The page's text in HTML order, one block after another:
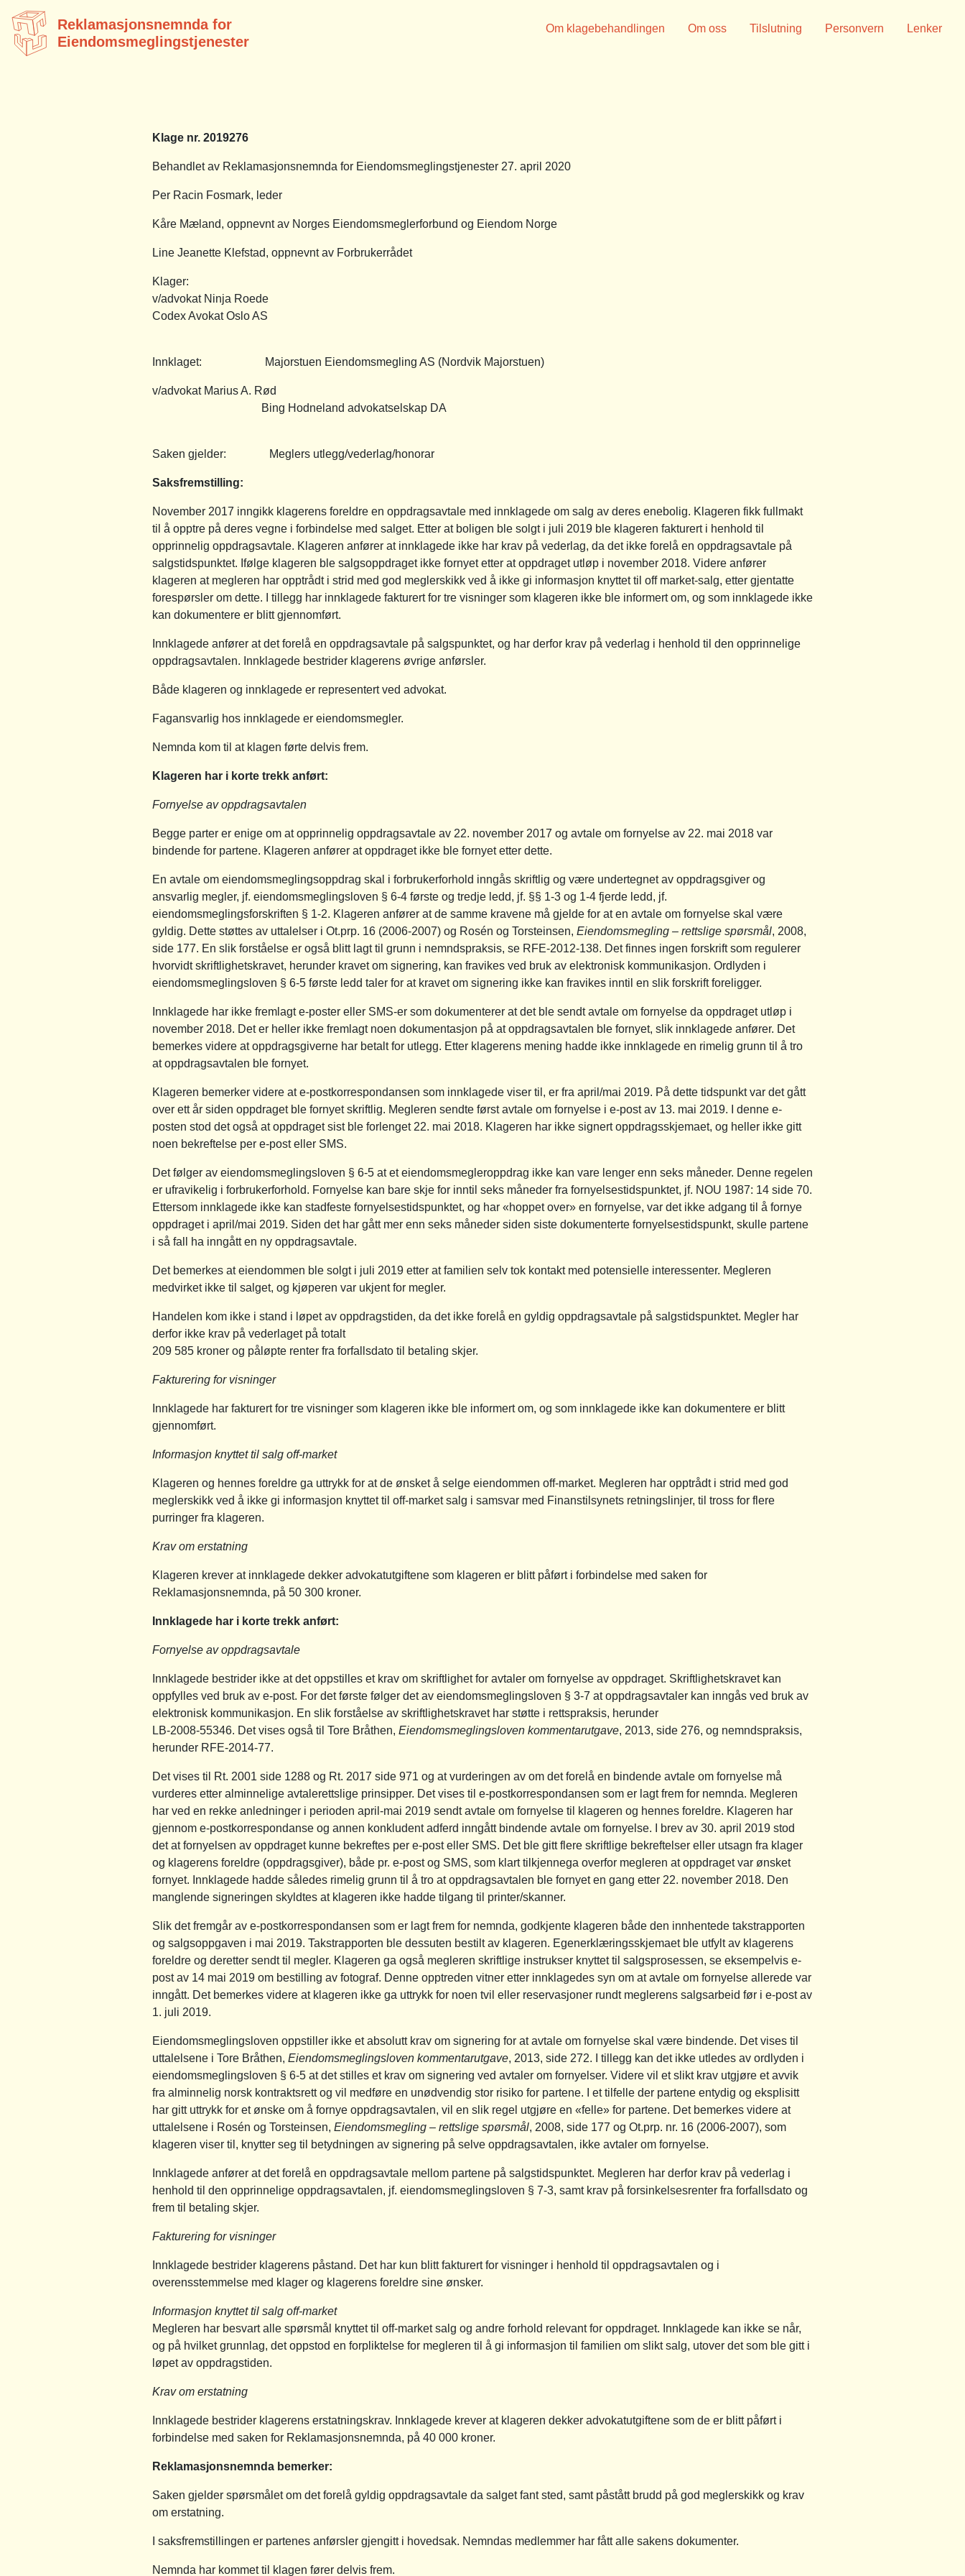
Reklamasjonsnemnda for
Eiendomsmeglingstjenester
Om klagebehandlingen Om oss Tilslutning Personvern Lenker
Klage nr. 2019276
Behandlet av Reklamasjonsnemnda for Eiendomsmeglingstjenester 27. april 2020
Per Racin Fosmark, leder
Kåre Mæland, oppnevnt av Norges Eiendomsmeglerforbund og Eiendom Norge
Line Jeanette Klefstad, oppnevnt av Forbrukerrådet
Klager:
v/advokat Ninja Roede
Codex Avokat Oslo AS
Innklaget: Majorstuen Eiendomsmegling AS (Nordvik Majorstuen)
v/advokat Marius A. Rød
Bing Hodneland advokatselskap DA
Saken gjelder: Meglers utlegg/vederlag/honorar
Saksfremstilling:
November 2017 inngikk klagerens foreldre en oppdragsavtale med innklagede om salg av deres enebolig. Klageren fikk fullmakt
til å opptre på deres vegne i forbindelse med salget. Etter at boligen ble solgt i juli 2019 ble klageren fakturert i henhold til
opprinnelig oppdragsavtale. Klageren anfører at innklagede ikke har krav på vederlag, da det ikke forelå en oppdragsavtale på
salgstidspunktet. Ifølge klageren ble salgsoppdraget ikke fornyet etter at oppdraget utløp i november 2018. Videre anfører
klageren at megleren har opptrådt i strid med god meglerskikk ved å ikke gi informasjon knyttet til off market-salg, etter gjentatte
forespørsler om dette. I tillegg har innklagede fakturert for tre visninger som klageren ikke ble informert om, og som innklagede ikke
kan dokumentere er blitt gjennomført.
Innklagede anfører at det forelå en oppdragsavtale på salgspunktet, og har derfor krav på vederlag i henhold til den opprinnelige
oppdragsavtalen. Innklagede bestrider klagerens øvrige anførsler.
Både klageren og innklagede er representert ved advokat.
Fagansvarlig hos innklagede er eiendomsmegler.
Nemnda kom til at klagen førte delvis frem.
Klageren har i korte trekk anført:
Fornyelse av oppdragsavtalen
Begge parter er enige om at opprinnelig oppdragsavtale av 22. november 2017 og avtale om fornyelse av 22. mai 2018 var
bindende for partene. Klageren anfører at oppdraget ikke ble fornyet etter dette.
En avtale om eiendomsmeglingsoppdrag skal i forbrukerforhold inngås skriftlig og være undertegnet av oppdragsgiver og
ansvarlig megler, jf. eiendomsmeglingsloven § 6-4 første og tredje ledd, jf. §§ 1-3 og 1-4 fjerde ledd, jf.
eiendomsmeglingsforskriften § 1-2. Klageren anfører at de samme kravene må gjelde for at en avtale om fornyelse skal være
gyldig. Dette støttes av uttalelser i Ot.prp. 16 (2006-2007) og Rosén og Torsteinsen, Eiendomsmegling – rettslige spørsmål, 2008,
side 177. En slik forståelse er også blitt lagt til grunn i nemndspraksis, se RFE-2012-138. Det finnes ingen forskrift som regulerer
hvorvidt skriftlighetskravet, herunder kravet om signering, kan fravikes ved bruk av elektronisk kommunikasjon. Ordlyden i
eiendomsmeglingsloven § 6-5 første ledd taler for at kravet om signering ikke kan fravikes inntil en slik forskrift foreligger.
Innklagede har ikke fremlagt e-poster eller SMS-er som dokumenterer at det ble sendt avtale om fornyelse da oppdraget utløp i
november 2018. Det er heller ikke fremlagt noen dokumentasjon på at oppdragsavtalen ble fornyet, slik innklagede anfører. Det
bemerkes videre at oppdragsgiverne har betalt for utlegg. Etter klagerens mening hadde ikke innklagede en rimelig grunn til å tro
at oppdragsavtalen ble fornyet.
Klageren bemerker videre at e-postkorrespondansen som innklagede viser til, er fra april/mai 2019. På dette tidspunkt var det gått
over ett år siden oppdraget ble fornyet skriftlig. Megleren sendte først avtale om fornyelse i e-post av 13. mai 2019. I denne e-
posten stod det også at oppdraget sist ble forlenget 22. mai 2018. Klageren har ikke signert oppdragsskjemaet, og heller ikke gitt
noen bekreftelse per e-post eller SMS.
Det følger av eiendomsmeglingsloven § 6-5 at et eiendomsmegleroppdrag ikke kan vare lenger enn seks måneder. Denne regelen
er ufravikelig i forbrukerforhold. Fornyelse kan bare skje for inntil seks måneder fra fornyelsestidspunktet, jf. NOU 1987: 14 side 70.
Ettersom innklagede ikke kan stadfeste fornyelsestidspunktet, og har «hoppet over» en fornyelse, var det ikke adgang til å fornye
oppdraget i april/mai 2019. Siden det har gått mer enn seks måneder siden siste dokumenterte fornyelsestidspunkt, skulle partene
i så fall ha inngått en ny oppdragsavtale.
Det bemerkes at eiendommen ble solgt i juli 2019 etter at familien selv tok kontakt med potensielle interessenter. Megleren
medvirket ikke til salget, og kjøperen var ukjent for megler.
Handelen kom ikke i stand i løpet av oppdragstiden, da det ikke forelå en gyldig oppdragsavtale på salgstidspunktet. Megler har
derfor ikke krav på vederlaget på totalt
209 585 kroner og påløpte renter fra forfallsdato til betaling skjer.
Fakturering for visninger
Innklagede har fakturert for tre visninger som klageren ikke ble informert om, og som innklagede ikke kan dokumentere er blitt
gjennomført.
Informasjon knyttet til salg off-market
Klageren og hennes foreldre ga uttrykk for at de ønsket å selge eiendommen off-market. Megleren har opptrådt i strid med god
meglerskikk ved å ikke gi informasjon knyttet til off-market salg i samsvar med Finanstilsynets retningslinjer, til tross for flere
purringer fra klageren.
Krav om erstatning
Klageren krever at innklagede dekker advokatutgiftene som klageren er blitt påført i forbindelse med saken for
Reklamasjonsnemnda, på 50 300 kroner.
Innklagede har i korte trekk anført:
Fornyelse av oppdragsavtale
Innklagede bestrider ikke at det oppstilles et krav om skriftlighet for avtaler om fornyelse av oppdraget. Skriftlighetskravet kan
oppfylles ved bruk av e-post. For det første følger det av eiendomsmeglingsloven § 3-7 at oppdragsavtaler kan inngås ved bruk av
elektronisk kommunikasjon. En slik forståelse av skriftlighetskravet har støtte i rettspraksis, herunder
LB-2008-55346. Det vises også til Tore Bråthen, Eiendomsmeglingsloven kommentarutgave, 2013, side 276, og nemndspraksis,
herunder RFE-2014-77.
Det vises til Rt. 2001 side 1288 og Rt. 2017 side 971 og at vurderingen av om det forelå en bindende avtale om fornyelse må
vurderes etter alminnelige avtalerettslige prinsipper. Det vises til e-postkorrespondansen som er lagt frem for nemnda. Megleren
har ved en rekke anledninger i perioden april-mai 2019 sendt avtale om fornyelse til klageren og hennes foreldre. Klageren har
gjennom e-postkorrespondanse og annen konkludent adferd inngått bindende avtale om fornyelse. I brev av 30. april 2019 stod
det at fornyelsen av oppdraget kunne bekreftes per e-post eller SMS. Det ble gitt flere skriftlige bekreftelser eller utsagn fra klager
og klagerens foreldre (oppdragsgiver), både pr. e-post og SMS, som klart tilkjennega overfor megleren at oppdraget var ønsket
fornyet. Innklagede hadde således rimelig grunn til å tro at oppdragsavtalen ble fornyet en gang etter 22. november 2018. Den
manglende signeringen skyldtes at klageren ikke hadde tilgang til printer/skanner.
Slik det fremgår av e-postkorrespondansen som er lagt frem for nemnda, godkjente klageren både den innhentede takstrapporten
og salgsoppgaven i mai 2019. Takstrapporten ble dessuten bestilt av klageren. Egenerklæringsskjemaet ble utfylt av klagerens
foreldre og deretter sendt til megler. Klageren ga også megleren skriftlige instrukser knyttet til salgsprosessen, se eksempelvis e-
post av 14 mai 2019 om bestilling av fotograf. Denne opptreden vitner etter innklagedes syn om at avtale om fornyelse allerede var
inngått. Det bemerkes videre at klageren ikke ga uttrykk for noen tvil eller reservasjoner rundt meglerens salgsarbeid før i e-post av
1. juli 2019.
Eiendomsmeglingsloven oppstiller ikke et absolutt krav om signering for at avtale om fornyelse skal være bindende. Det vises til
uttalelsene i Tore Bråthen, Eiendomsmeglingsloven kommentarutgave, 2013, side 272. I tillegg kan det ikke utledes av ordlyden i
eiendomsmeglingsloven § 6-5 at det stilles et krav om signering ved avtaler om fornyelser. Videre vil et slikt krav utgjøre et avvik
fra alminnelig norsk kontraktsrett og vil medføre en unødvendig stor risiko for partene. I et tilfelle der partene entydig og eksplisitt
har gitt uttrykk for et ønske om å fornye oppdragsavtalen, vil en slik regel utgjøre en «felle» for partene. Det bemerkes videre at
uttalelsene i Rosén og Torsteinsen, Eiendomsmegling – rettslige spørsmål, 2008, side 177 og Ot.prp. nr. 16 (2006-2007), som
klageren viser til, knytter seg til betydningen av signering på selve oppdragsavtalen, ikke avtaler om fornyelse.
Innklagede anfører at det forelå en oppdragsavtale mellom partene på salgstidspunktet. Megleren har derfor krav på vederlag i
henhold til den opprinnelige oppdragsavtalen, jf. eiendomsmeglingsloven § 7-3, samt krav på forsinkelsesrenter fra forfallsdato og
frem til betaling skjer.
Fakturering for visninger
Innklagede bestrider klagerens påstand. Det har kun blitt fakturert for visninger i henhold til oppdragsavtalen og i
overensstemmelse med klager og klagerens foreldre sine ønsker.
Informasjon knyttet til salg off-market
Megleren har besvart alle spørsmål knyttet til off-market salg og andre forhold relevant for oppdraget. Innklagede kan ikke se når,
og på hvilket grunnlag, det oppstod en forpliktelse for megleren til å gi informasjon til familien om slikt salg, utover det som ble gitt i
løpet av oppdragstiden.
Krav om erstatning
Innklagede bestrider klagerens erstatningskrav. Innklagede krever at klageren dekker advokatutgiftene som de er blitt påført i
forbindelse med saken for Reklamasjonsnemnda, på 40 000 kroner.
Reklamasjonsnemnda bemerker:
Saken gjelder spørsmålet om det forelå gyldig oppdragsavtale da salget fant sted, samt påstått brudd på god meglerskikk og krav
om erstatning.
I saksfremstillingen er partenes anførsler gjengitt i hovedsak. Nemndas medlemmer har fått alle sakens dokumenter.
Nemnda har kommet til klagen fører delvis frem.